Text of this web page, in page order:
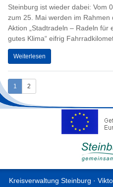
Steinburg ist wieder dabei: Vom
zum 25. Mai werden im Rahmen
Aktion „Stadtradeln – Radeln für
gutes Klima“ eifrig
Weiterlesen
1 2
Kreisverwaltung Steinburg ·